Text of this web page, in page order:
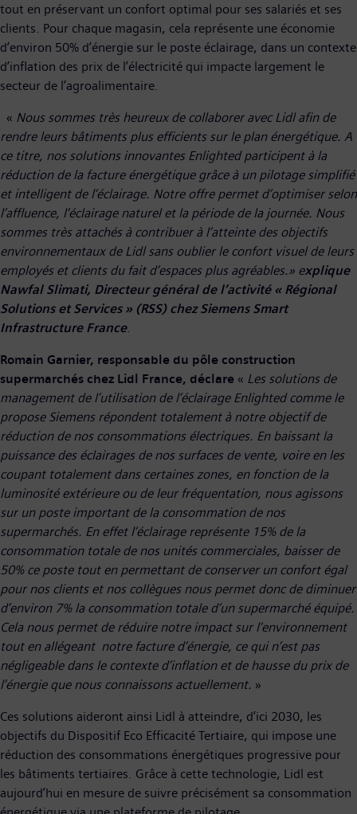
tout en préservant un confort optimal pour ses salariés et ses
clients. Pour chaque magasin, cela représente une économie
d’environ 50% d’énergie sur le poste éclairage, dans un contexte
d’inflation des prix de l’électricité qui impacte largement le
secteur de l’agroalimentaire.
« Nous sommes très heureux de collaborer avec Lidl afin de
rendre leurs bâtiments plus efficients sur le plan énergétique. A
ce titre, nos solutions innovantes Enlighted participent à la
réduction de la facture énergétique grâce à un pilotage simplifié
et intelligent de l’éclairage. Notre offre permet d’optimiser selon
l’affluence, l’éclairage naturel et la période de la journée. Nous
sommes très attachés à contribuer à l’atteinte des objectifs
environnementaux de Lidl sans oublier le confort visuel de leurs
employés et clients du fait d’espaces plus agréables.» explique
Nawfal Slimati, Directeur général de l’activité « Régional
Solutions et Services » (RSS) chez Siemens Smart
Infrastructure France.
Romain Garnier, responsable du pôle construction
supermarchés chez Lidl France, déclare « Les solutions de
management de l’utilisation de l’éclairage Enlighted comme le
propose Siemens répondent totalement à notre objectif de
réduction de nos consommations électriques. En baissant la
puissance des éclairages de nos surfaces de vente, voire en les
coupant totalement dans certaines zones, en fonction de la
luminosité extérieure ou de leur fréquentation, nous agissons
sur un poste important de la consommation de nos
supermarchés. En effet l’éclairage représente 15% de la
consommation totale de nos unités commerciales, baisser de
50% ce poste tout en permettant de conserver un confort égal
pour nos clients et nos collègues nous permet donc de diminuer
d’environ 7% la consommation totale d’un supermarché équipé.
Cela nous permet de réduire notre impact sur l’environnement
tout en allégeant notre facture d’énergie, ce qui n’est pas
négligeable dans le contexte d’inflation et de hausse du prix de
l’énergie que nous connaissons actuellement. »
Ces solutions aideront ainsi Lidl à atteindre, d’ici 2030, les
objectifs du Dispositif Eco Efficacité Tertiaire, qui impose une
réduction des consommations énergétiques progressive pour
les bâtiments tertiaires. Grâce à cette technologie, Lidl est
aujourd’hui en mesure de suivre précisément sa consommation